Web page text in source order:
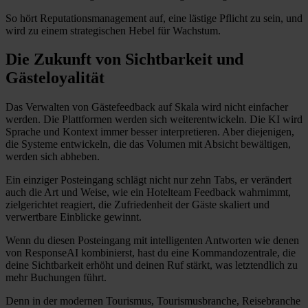
So hört Reputationsmanagement auf, eine lästige Pflicht zu sein, und
wird zu einem strategischen Hebel für Wachstum.
Die Zukunft von Sichtbarkeit und
Gästeloyalität
Das Verwalten von Gästefeedback auf Skala wird nicht einfacher
werden. Die Plattformen werden sich weiterentwickeln. Die KI wird
Sprache und Kontext immer besser interpretieren. Aber diejenigen,
die Systeme entwickeln, die das Volumen mit Absicht bewältigen,
werden sich abheben.
Ein einziger Posteingang schlägt nicht nur zehn Tabs, er verändert
auch die Art und Weise, wie ein Hotelteam Feedback wahrnimmt,
zielgerichtet reagiert, die Zufriedenheit der Gäste skaliert und
verwertbare Einblicke gewinnt.
Wenn du diesen Posteingang mit intelligenten Antworten wie denen
von ResponseAI kombinierst, hast du eine Kommandozentrale, die
deine Sichtbarkeit erhöht und deinen Ruf stärkt, was letztendlich zu
mehr Buchungen führt.
Denn in der modernen Tourismus, Tourismusbranche, Reisebranche